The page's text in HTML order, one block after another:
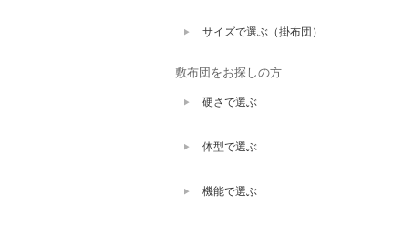
サイズで選ぶ（掛布団）
敷布団をお探しの方
硬さで選ぶ
体型で選ぶ
機能で選ぶ